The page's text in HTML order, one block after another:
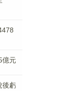
億元
後虧